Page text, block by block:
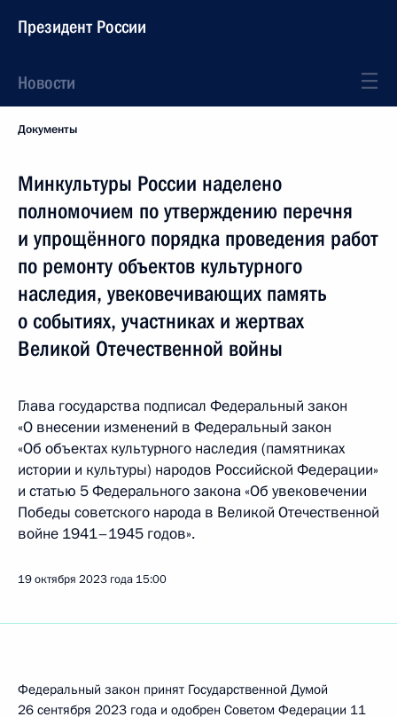
Президент России
Новости
Документы
Минкультуры России наделено
полномочием по утверждению перечня
и упрощённого порядка проведения работ
по ремонту объектов культурного
наследия, увековечивающих память
о событиях, участниках и жертвах
Великой Отечественной войны
Глава государства подписал Федеральный закон
«О внесении изменений в Федеральный закон
«Об объектах культурного наследия (памятниках
истории и культуры) народов Российской Федерации»
и статью 5 Федерального закона «Об увековечении
Победы советского народа в Великой Отечественной
войне 1941–1945 годов».
19 октября 2023 года 15:00
Федеральный закон принят Государственной Думой
26 сентября 2023 года и одобрен Советом Федерации 11